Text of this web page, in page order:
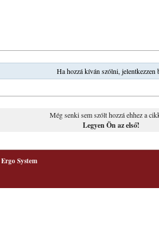
Ha hozzá kíván szólni, jelentkezzen
Még senki sem szólt hozzá ehhez a
Legyen Ön az első!
Ergo System